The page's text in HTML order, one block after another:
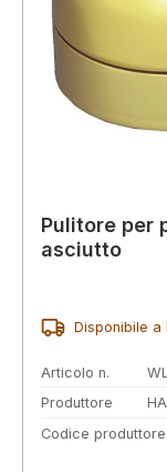
Pulitore per
asciutto
Disponibile a
Articolo n.
Produttore
Codice produttore